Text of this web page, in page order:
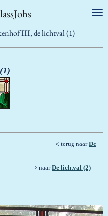
III, de lichtval (1)
(1)
terug naarDe
De lichtval (2)